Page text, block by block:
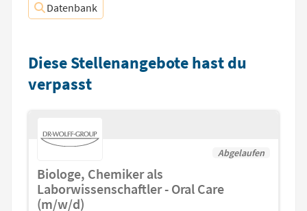
Datenbank
Diese Stellenangebote hast du
verpasst
Abgelaufen
Biologe, Chemiker als
Laborwissenschaftler - Oral Care
(m/w/d)